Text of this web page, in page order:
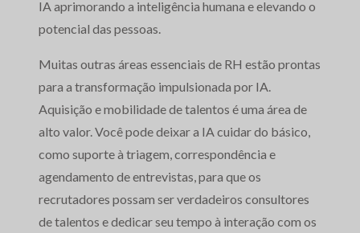
IA aprimorando a inteligência humana e elevando o
potencial das pessoas.
Muitas outras áreas essenciais de RH estão prontas
para a transformação impulsionada por IA.
Aquisição e mobilidade de talentos é uma área de
alto valor. Você pode deixar a IA cuidar do básico,
como suporte à triagem, correspondência e
agendamento de entrevistas, para que os
recrutadores possam ser verdadeiros consultores
de talentos e dedicar seu tempo à interação com os